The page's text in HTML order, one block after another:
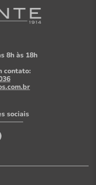
8h às 18h
contato:
sociais